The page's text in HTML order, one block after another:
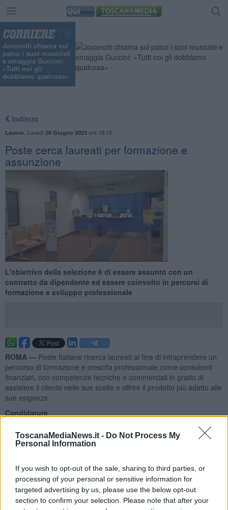
ToscanaMediaNews.it - Do Not Process My
Personal Information
If you wish to opt-out of the sale, sharing to third parties, or
processing of your personal or sensitive information for
targeted advertising by us, please use the below opt-out
section to confirm your selection. Please note that after your
Jovanotti chiama sul
palco i suoi musicisti
e omaggia Guccini:
«Tutti noi gli
dobbiamo qualcosa»
Indietro
Lavoro Lunedì 26 Giugno 2023ore 18:15
Poste cerca laureati per formazione e
assunzione
L'obiettivo della selezione è di essere assunto con un
contratto da dipendente ed essere coinvolto in percorsi di
formazione e sviluppo professionale
ROMA — Poste Italiane ricerca laureati al fine di intraprendere un
percorso di formazione e crescita professionale come consulenti
finanziari, con competenze tecniche e commerciali in grado di
assistere il cliente nelle sue scelte e offrire il prodotto più adatto alle
sue esigenze.
Candidature
tramite la pagina webhttps://www.posteitaliane.it/it/lavora-con-
noi.html.
Il candidato ideale